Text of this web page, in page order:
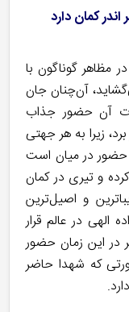
کمان دارد
مظاهر گوناگون با
آن‌چنان جان
آن حضور جذاب
زیرا به هر جهتی
حضور در میان است
و تیری در کمان
و اصیل‌ترین
الهی در عالم قرار
در این زمان حضور
که شهدا حاضر